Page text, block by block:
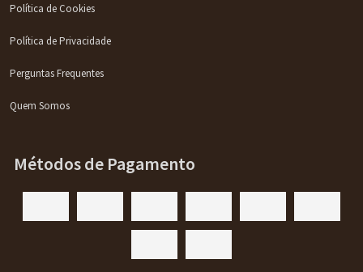
Política de Cookies
Política de Privacidade
Perguntas Frequentes
Quem Somos
Métodos de Pagamento